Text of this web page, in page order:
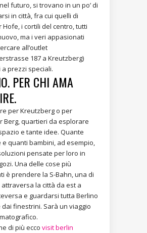
futuro, si trovano in un po’ di
in città, fra cui quelli di
Hofe, i cortili del centro, tutti
ma i veri appasionati
all’outlet
187 a Kreutzberg)
prezzi speciali.
PER CHI AMA
per Kreutzberg o per
Berg, quartieri da esplorare
e tante idee. Quante
e quanti bambini, ad esempio,
pensate per loro in
Una delle cose più
è prendere la S-Bahn, una di
la città da est a
e guardarsi tutta Berlino
dai finestrini. Sarà un viaggio
di più ecco visit berlin